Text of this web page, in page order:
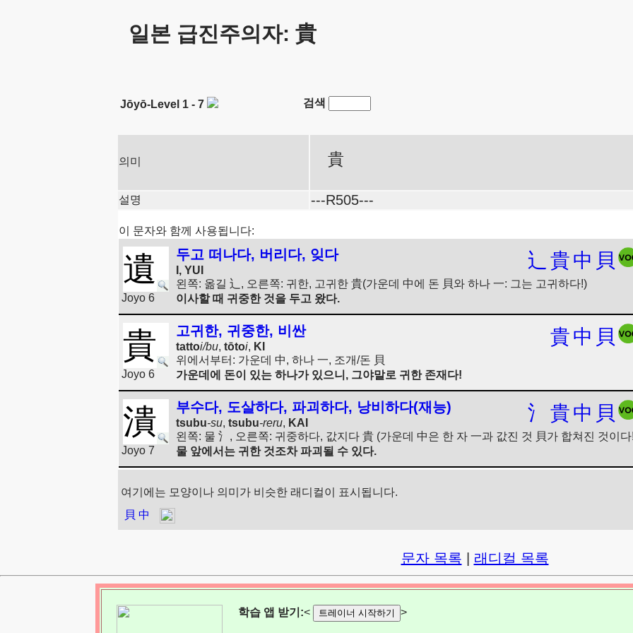
일본 급진주의자: 貴
Jōyō-Level 1 - 7 검색
의미 貴
설명 ---R505---
이 문자와 함께 사용됩니다:
遺
Joyo 6
두고 떠나다, 버리다, 잊다
I, YUI 辶 貴中 貝
왼쪽: 옮길 辶, 오른쪽: 귀한, 고귀한 貴(가운데 中에 돈 貝와 하나 一: 그는 고귀하다!)
이사할 때 귀중한 것을 두고 왔다.
貴
Joyo 6
고귀한, 귀중한, 비싼
tattoi/bu, tōtoi, KI 貴中 貝
위에서부터: 가운데 中, 하나 一, 조개/돈 貝
가운데에 돈이 있는 하나가 있으니, 그야말로 귀한 존재다!
潰
Joyo 7
부수다, 도살하다, 파괴하다, 낭비하다(재능)
tsubu-su, tsubu-reru, KAI 氵 貴中 貝
왼쪽: 물 氵, 오른쪽: 귀중하다, 값지다 貴 (가운데 中은 한 자 一과 값진 것 貝가 합쳐진 것이
물 앞에서는 귀한 것조차 파괴될 수 있다.
여기에는 모양이나 의미가 비슷한 래디컬이 표시됩니다.
貝 中
문자 목록 래디컬 목록
학습 앱 받기:< 트레이너 시작하기 >